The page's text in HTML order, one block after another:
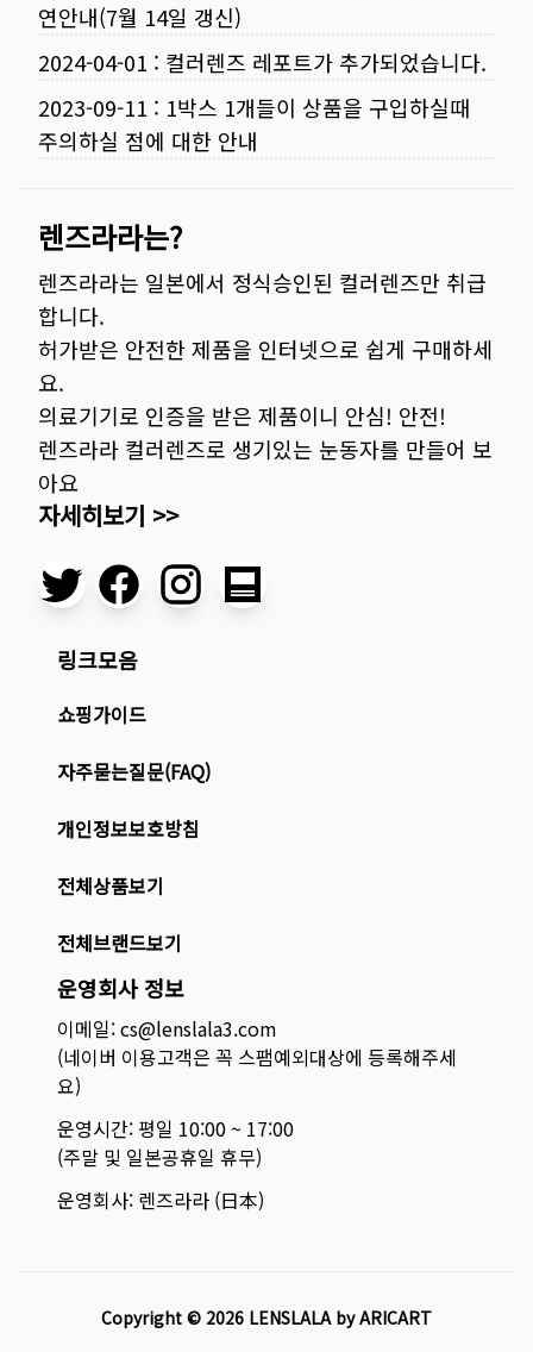
연안내(7월 14일 갱신)
2024-04-01 : 컬러렌즈 레포트가 추가되었습니다.
2023-09-11 : 1박스 1개들이 상품을 구입하실때
주의하실 점에 대한 안내
렌즈라라는?
렌즈라라는 일본에서 정식승인된 컬러렌즈만 취급
합니다.
허가받은 안전한 제품을 인터넷으로 쉽게 구매하세
요.
의료기기로 인증을 받은 제품이니 안심! 안전!
렌즈라라 컬러렌즈로 생기있는 눈동자를 만들어 보
아요
자세히보기 >>
링크모음
쇼핑가이드
자주묻는질문(FAQ)
개인정보보호방침
전체상품보기
전체브랜드보기
운영회사 정보
이메일: cs@lenslala3.com
(네이버 이용고객은 꼭 스팸예외대상에 등록해주세
요)
운영시간: 평일 10:00 ~ 17:00
(주말 및 일본공휴일 휴무)
운영회사: 렌즈라라 (日本)
Copyright © 2026 LENSLALA by ARICART